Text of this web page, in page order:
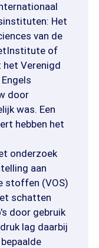
Het
van de
of
het Verenigd
door
was. Een
hebben het
onderzoek
aan
stoffen (VOS)
schatten
door gebruik
lag daarbij